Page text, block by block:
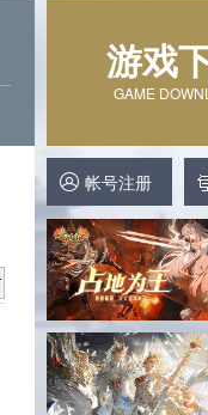
游戏
GAME
帐号注册